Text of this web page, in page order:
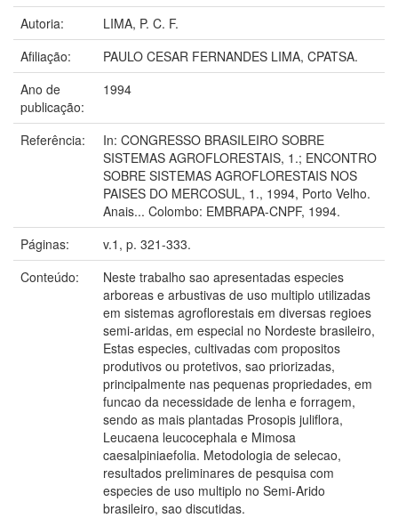
Autoria:
LIMA, P. C. F.
Afiliação:
PAULO CESAR FERNANDES LIMA, CPATSA.
Ano de
publicação:
1994
Referência:
In: CONGRESSO BRASILEIRO SOBRE
SISTEMAS AGROFLORESTAIS, 1.; ENCONTRO
SOBRE SISTEMAS AGROFLORESTAIS NOS
PAISES DO MERCOSUL, 1., 1994, Porto Velho.
Anais... Colombo: EMBRAPA-CNPF, 1994.
Páginas:
v.1, p. 321-333.
Conteúdo:
Neste trabalho sao apresentadas especies
arboreas e arbustivas de uso multiplo utilizadas
em sistemas agroflorestais em diversas regioes
semi-aridas, em especial no Nordeste brasileiro,
Estas especies, cultivadas com propositos
produtivos ou protetivos, sao priorizadas,
principalmente nas pequenas propriedades, em
funcao da necessidade de lenha e forragem,
sendo as mais plantadas Prosopis juliflora,
Leucaena leucocephala e Mimosa
caesalpiniaefolia. Metodologia de selecao,
resultados preliminares de pesquisa com
especies de uso multiplo no Semi-Arido
brasileiro, sao discutidas.